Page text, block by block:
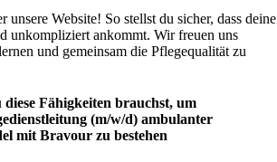
Website! So stellst du sicher, dass deine
unkompliziert ankommt. Wir freuen uns
und gemeinsam die Pflegequalität zu
Fähigkeiten brauchst, um
(m/w/d) ambulanter
mit Bravour zu bestehen